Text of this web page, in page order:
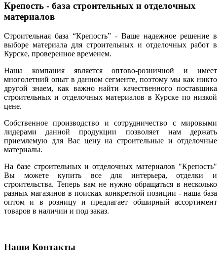
Крепость - база строительных и отделочных
материалов
Строительная база “Крепость” - Ваше надежное решение в
выборе материала для строительных и отделочных работ в
Курске, проверенное временем.
Наша компания является оптово-розничной и имеет
многолетний опыт в данном сегменте, поэтому мы как никто
другой знаем, как важно найти качественного поставщика
строительных и отделочных материалов в Курске по низкой
цене.
Собственное производство и сотрудничество с мировыми
лидерами данной продукции позволяет нам держать
приемлемую для Вас цену на строительные и отделочные
материалы.
На базе строительных и отделочных материалов "Крепость"
Вы можете купить все для интерьера, отделки и
строительства. Теперь вам не нужно обращаться в несколько
разных магазинов в поисках конкретной позиции - наша база
оптом и в розницу и предлагает обширный ассортимент
товаров в наличии и под заказ.
Наши Контакты